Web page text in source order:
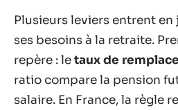
Plusieurs leviers entrent
ses besoins à la retraite.
repère : letaux de
ratio compare la pension
salaire. En France, la règle